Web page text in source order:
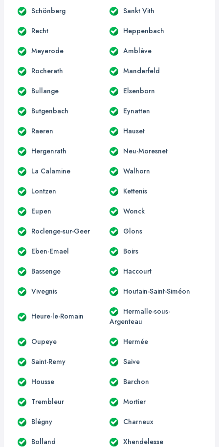
Schönberg Sankt Vith
Recht Heppenbach
Meyerode Amblève
Rocherath Manderfeld
Bullange Elsenborn
Butgenbach Eynatten
Raeren Hauset
Hergenrath Neu-Moresnet
La Calamine Walhorn
Lontzen Kettenis
Eupen Wonck
Roclenge-sur-Geer Glons
Eben-Emael Boirs
Bassenge Haccourt
Vivegnis Houtain-Saint-Siméon
Heure-le-Romain
Hermalle-sous-
Argenteau
Oupeye Hermée
Saint-Remy Saive
Housse Barchon
Trembleur Mortier
Blégny Charneux
Bolland Xhendelesse